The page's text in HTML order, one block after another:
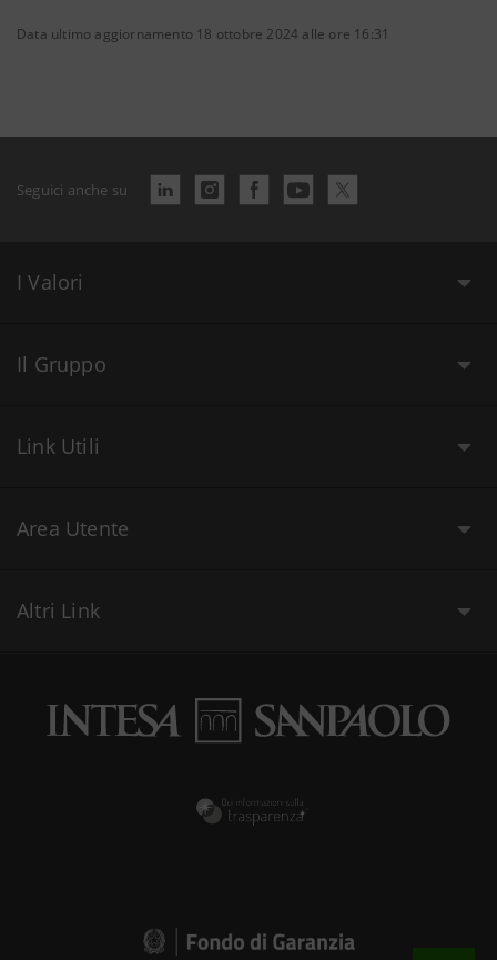
Data ultimo aggiornamento 18 ottobre 2024 alle ore 16:31
Seguici anche su
I Valori
Il Gruppo
Link Utili
Area Utente
Altri Link